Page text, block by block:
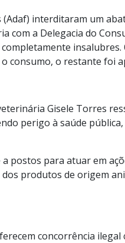
interditaram um
a Delegacia do
insalubres.
consumo, o restante foi
Gisele Torres
perigo à saúde
postos para atuar em
produtos de origem
concorrência